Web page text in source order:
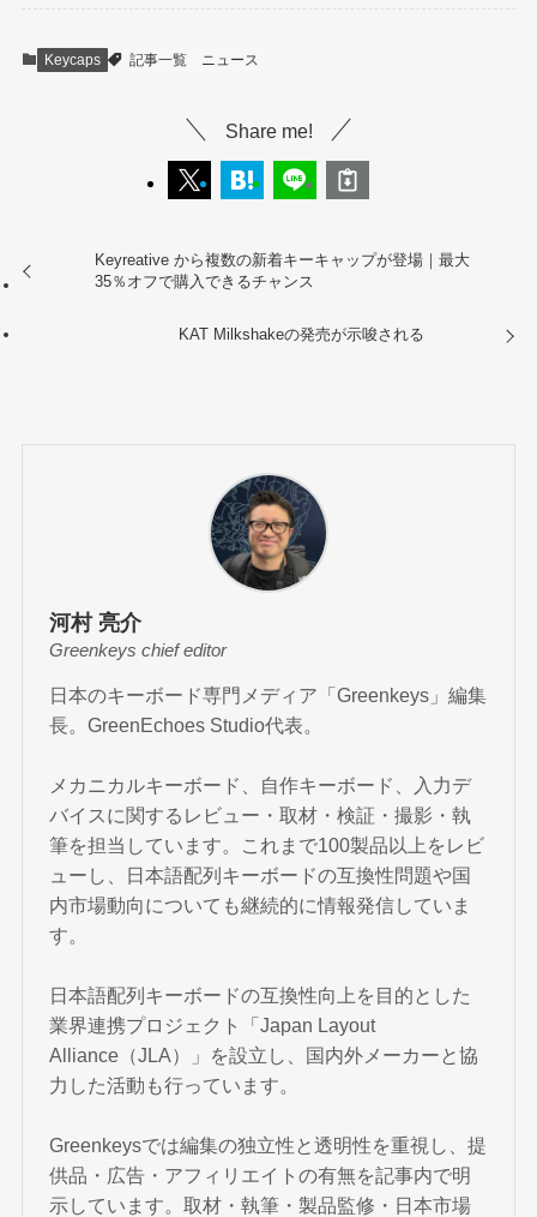
Keycaps 記事一覧 ニュース
Share me!
Keyreative から複数の新着キーキャップが登場｜最大
35％オフで購入できるチャンス
KAT Milkshakeの発売が示唆される
河村 亮介
Greenkeys chief editor
日本のキーボード専門メディア「Greenkeys」編集
長。GreenEchoes Studio代表。
メカニカルキーボード、自作キーボード、入力デ
バイスに関するレビュー・取材・検証・撮影・執
筆を担当しています。これまで100製品以上をレビ
ューし、日本語配列キーボードの互換性問題や国
内市場動向についても継続的に情報発信していま
す。
日本語配列キーボードの互換性向上を目的とした
業界連携プロジェクト「Japan Layout
Alliance（JLA）」を設立し、国内外メーカーと協
力した活動も行っています。
Greenkeysでは編集の独立性と透明性を重視し、提
供品・広告・アフィリエイトの有無を記事内で明
示しています。取材・執筆・製品監修・日本市場